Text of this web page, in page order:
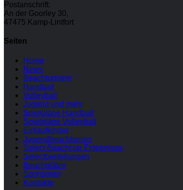
Postanschrift:
An der Goorley 30,
47475 Kamp-Lintfort
Seiten
Home
News
Beachturniere
Handball
Volleyball
Jugend und mehr
Spielpläne Handball
Spielpläne Volleyball
Einlaufkinder
Jugendbeachturnier
Select Beachcup Ergebnisse
Selectbestellungen
Beachplätze
Sponsoren
Kontakte